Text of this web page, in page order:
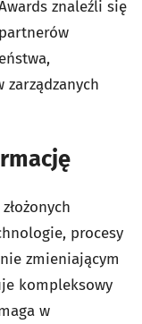
znaleźli się
procesy
zmieniającym
kompleksowy
w